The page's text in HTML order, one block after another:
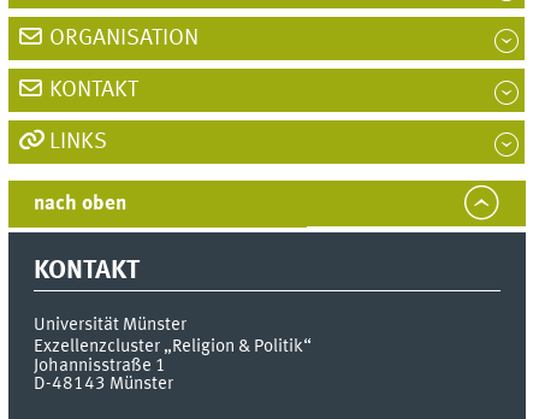
ORGANISATION
KONTAKT
LINKS
nach oben
KONTAKT
Universität Münster
Exzellenzcluster „Religion & Politik“
Johannisstraße 1
D-48143 Münster